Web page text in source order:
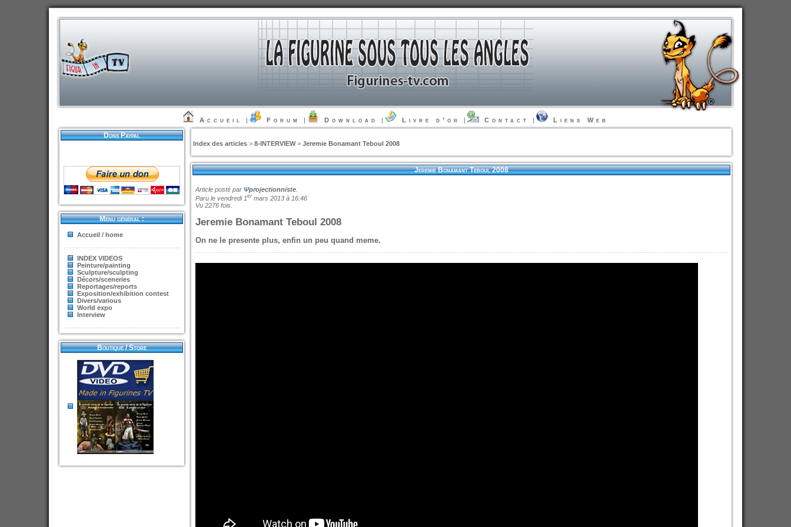
Accueil | Forum | Download | Livre d’or | Contact | Liens Web
Dons Paypal
Menu général :
Accueil / home
INDEX VIDEOS
Peinture/painting
Sculpture/sculpting
Décors/sceneries
Reportages/reports
Exposition/exhibition contest
Divers/various
World expo
Interview
Boutique / Store
Index des articles > 8-INTERVIEW> Jeremie Bonamant Teboul 2008
Jeremie Bonamant Teboul 2008
Article posté par Ψprojectionniste
Paru le vendredi 1er mars 2013 à 16:46
Vu 2276 fois.
Jeremie Bonamant Teboul 2008
On ne le presente plus, enfin un peu quand meme.